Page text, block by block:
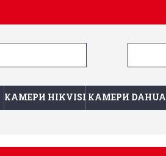
КАМЕРИ HIKVISIONКАМЕРИ DAHUA